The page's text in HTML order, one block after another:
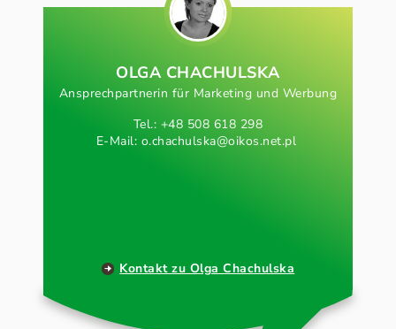
OLGA CHACHULSKA
Ansprechpartnerin für Marketing und Werbung
Tel.: +48 508 618 298
E-Mail: o.chachulska@oikos.net.pl
Kontakt zu Olga Chachulska